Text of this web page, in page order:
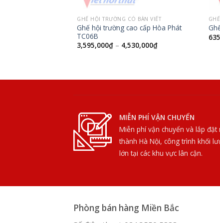
GHẾ HỘI TRƯỜNG CÓ BÀN VIẾT
Ghế hội trường cao cấp Hòa Phát
TC06B
3,595,000₫ – 4,530,000₫
MIỄN PHÍ VẬN CHUYỂN
Miễn phí vận chuyển và lắp đặt
thành Hà Nội, công trình khối
lớn tại các khu vực lân cận.
Phòng bán hàng Miền Bắc